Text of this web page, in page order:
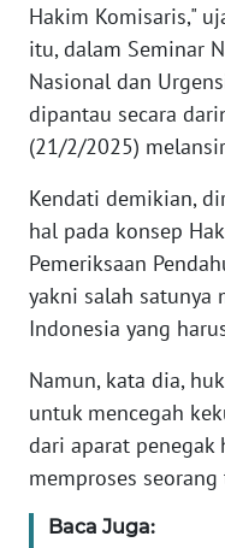
Hakim Komisaris,"
itu, dalam Seminar
Nasional dan
dipantau secara
(21/2/2025) melansir
Kendati demikian,
hal pada konsep
Pemeriksaan
yakni salah satunya
Indonesia yang
Namun, kata dia,
untuk mencegah
dari aparat
memproses seorang
Baca Juga:
KARIR
DISCLAIMER
Wahana
Regional
WN
SUMUT
JAKARTA
WN
WN